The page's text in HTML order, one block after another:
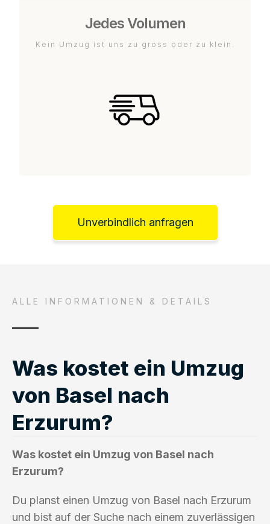
Jedes Volumen
Kein Umzug ist uns zu gross oder zu klein.
Unverbindlich anfragen
ALLE INFORMATIONEN & DETAILS
Was kostet ein Umzug
von Basel nach
Erzurum?
Was kostet ein Umzug von Basel nach
Erzurum?
Du planst einen Umzug von Basel nach Erzurum
und bist auf der Suche nach einem zuverlässigen